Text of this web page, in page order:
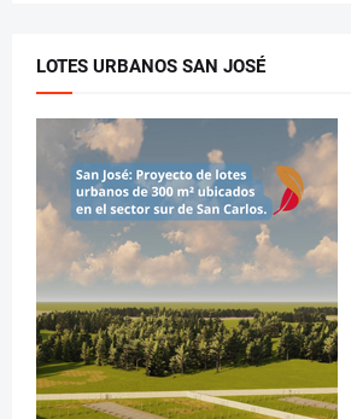
LOTES URBANOS SAN JOSÉ